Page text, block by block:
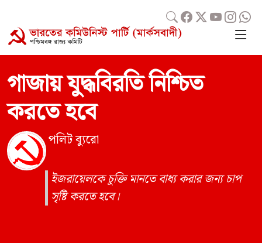
গাজায় যুদ্ধবিরতি নিশ্চিত
করতে হবে
পলিট ব্যুরো
ইজরায়েলকে চুক্তি মানতে বাধ্য করার জন্য চাপ
সৃষ্টি করতে হবে।